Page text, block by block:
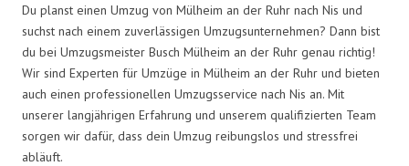
Du planst einen Umzug von Mülheim an der Ruhr nach Nis und
suchst nach einem zuverlässigen Umzugsunternehmen? Dann bist
du bei Umzugsmeister Busch Mülheim an der Ruhr genau richtig!
Wir sind Experten für Umzüge in Mülheim an der Ruhr und bieten
auch einen professionellen Umzugsservice nach Nis an. Mit
unserer langjährigen Erfahrung und unserem qualifizierten Team
sorgen wir dafür, dass dein Umzug reibungslos und stressfrei
abläuft.